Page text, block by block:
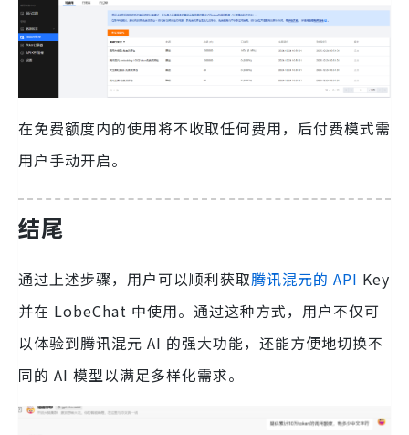
在免费额度内的使用将不收取任何费用，后付费模式需
用户手动开启。
结尾
通过上述步骤，用户可以顺利获取腾讯混元的 API Key
并在 LobeChat 中使用。通过这种方式，用户不仅可
以体验到腾讯混元 AI 的强大功能，还能方便地切换不
同的 AI 模型以满足多样化需求。